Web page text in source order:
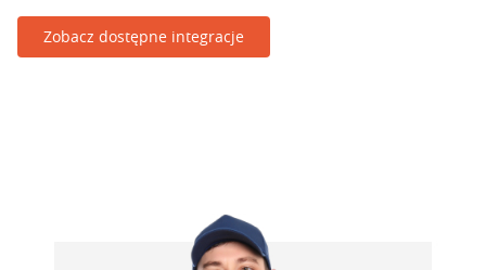
Zobacz dostępne integracje